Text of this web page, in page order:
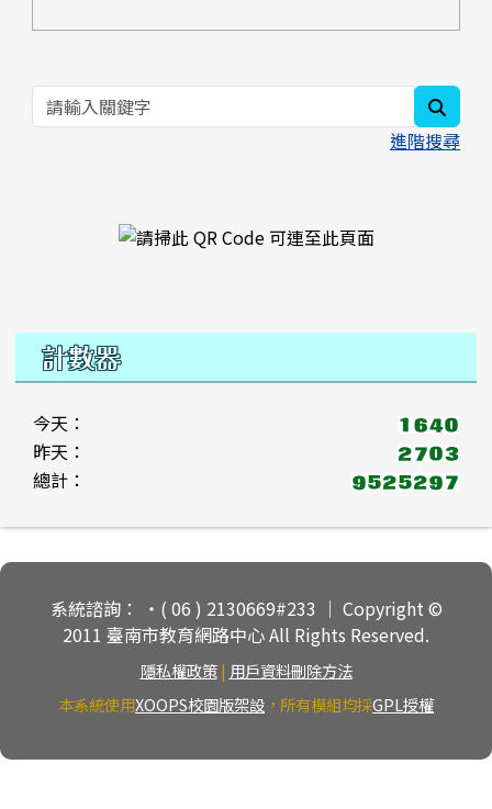
進階搜尋
右邊區域內容
計數器
今天：
昨天：
總計：
頁尾區域內容
系統諮詢： ‧( 06 ) 2130669#233 ｜ Copyright ©
2011 臺南市教育網路中心 All Rights Reserved.
隱私權政策| 用戶資料刪除方法
本系統使用XOOPS校園版架設 ，所有模組均採GPL授權